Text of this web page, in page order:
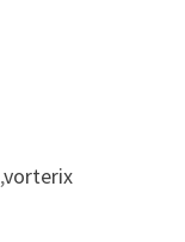
,vorterix